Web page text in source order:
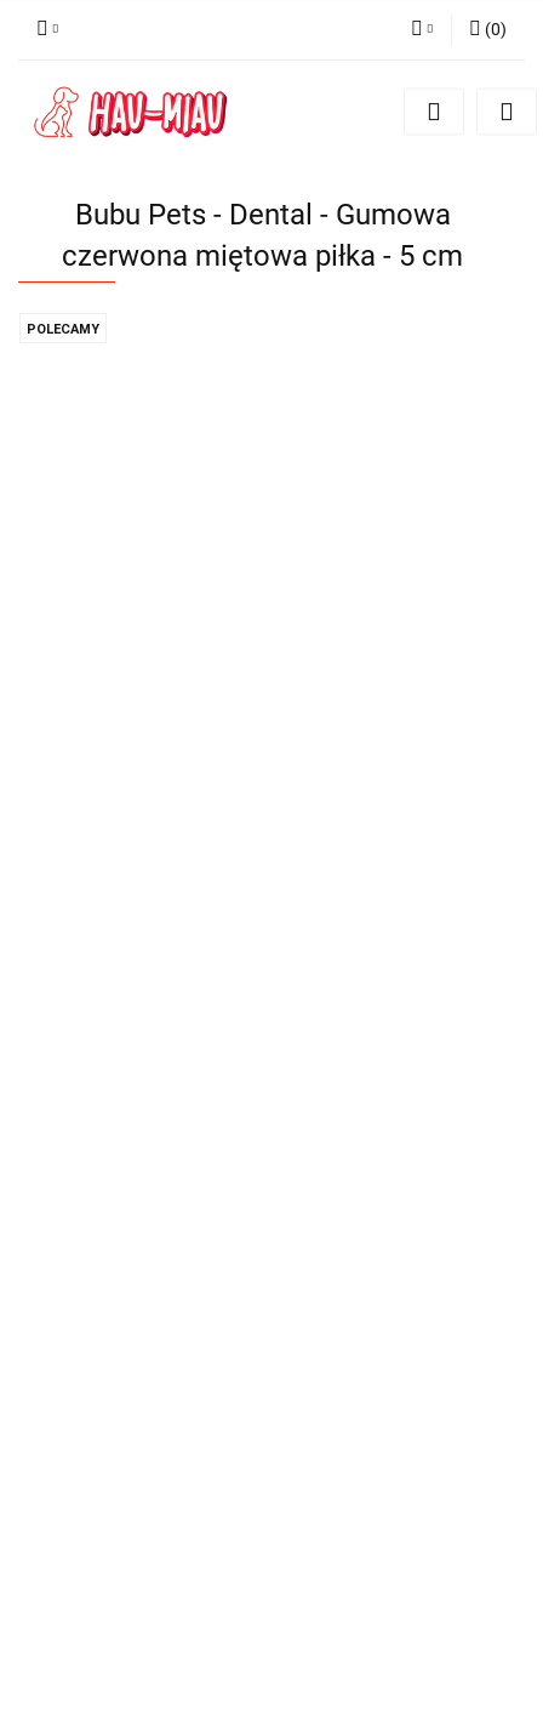
(0)
Bubu Pets - Dental - Gumowa
czerwona miętowa piłka - 5 cm
POLECAMY